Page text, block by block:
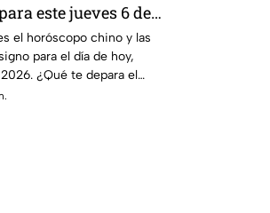
este jueves 6 de
el horóscopo chino y las
para el día de hoy,
¿Qué te depara el